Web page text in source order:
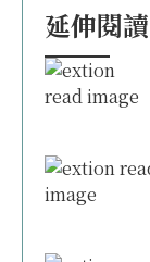
延伸閱讀